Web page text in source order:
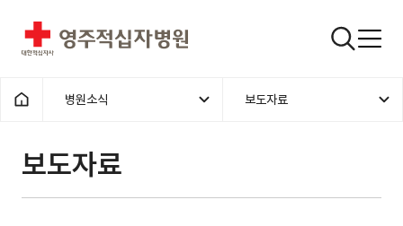
영주적십자병원 검색창
홈으로
병원소식 보도자료
보도자료